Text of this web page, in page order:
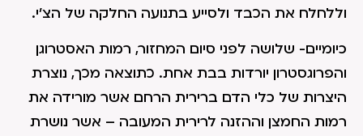
וללחלח את הכבד ולסייע בתנועה החלקה של הצ'י.
כיומיים- שלושה לפני סיום המחזור, רמות האסטרוגן
והפרוגסטרון יורדות בבת אחת. כתוצאה מכך, נוצרת
היצרות של כלי הדם ברירית הרחם אשר מורידה את
רמות החמצן וההזנה לרירית המעובה – אשר נושרת